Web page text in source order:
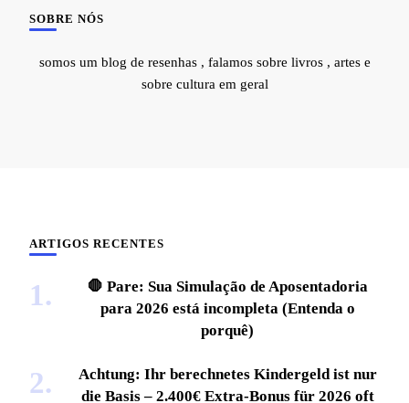
SOBRE NÓS
somos um blog de resenhas , falamos sobre livros , artes e
sobre cultura em geral
ARTIGOS RECENTES
🛑 Pare: Sua Simulação de Aposentadoria
para 2026 está incompleta (Entenda o
porquê)
Achtung: Ihr berechnetes Kindergeld ist nur
die Basis – 2.400€ Extra-Bonus für 2026 oft